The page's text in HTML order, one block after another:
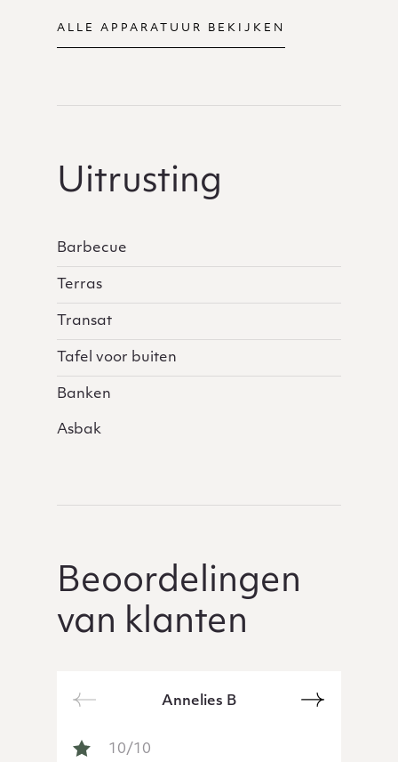
ALLE APPARATUUR BEKIJKEN
Uitrusting
Barbecue
Terras
Transat
Tafel voor buiten
Banken
Asbak
Beoordelingen
van klanten
Annelies B
10/10
Next